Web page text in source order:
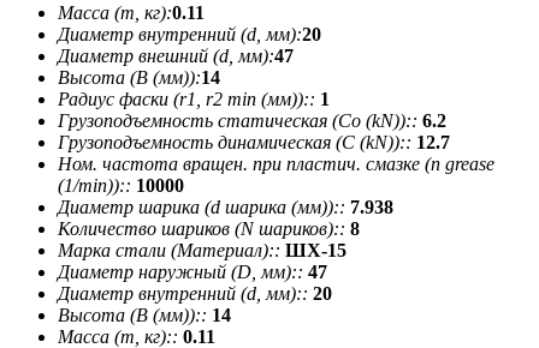
Масса (m, кг):0.11
Диаметр внутренний (d, мм):20
Диаметр внешний (d, мм):47
Высота (В (мм)):14
Радиус фаски (r1, r2 min (мм)):: 1
Грузоподъемность статическая (Co (kN)):: 6.2
Грузоподъемность динамическая (C (kN)):: 12.7
Ном. частота вращен. при пластич. смазке (n grease
(1/min)):: 10000
Диаметр шарика (d шарика (мм)):: 7.938
Количество шариков (N шариков):: 8
Марка стали (Материал):: ШХ-15
Диаметр наружный (D, мм):: 47
Диаметр внутренний (d, мм):: 20
Высота (В (мм)):: 14
Масса (m, кг):: 0.11